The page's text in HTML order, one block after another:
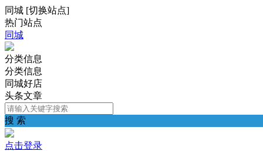
同城 [切换站点]
热门站点
同城
分类信息
分类信息
同城好店
头条文章
搜 索
点击登录